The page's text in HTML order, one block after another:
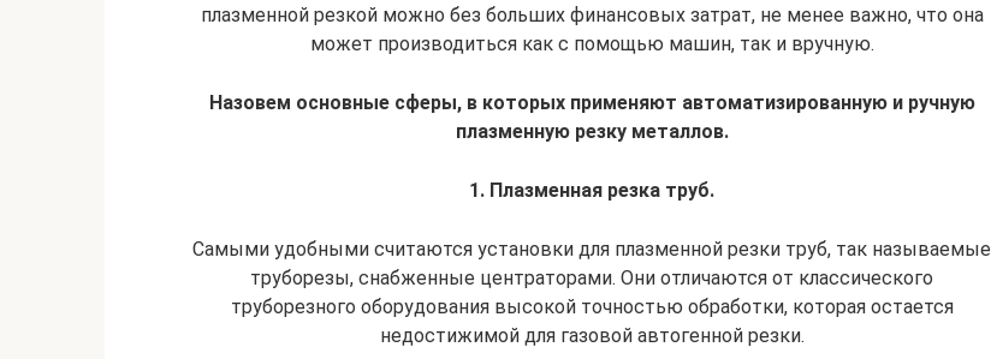
плазменной резкой можно без больших финансовых затрат, не менее важно, что она
может производиться как с помощью машин, так и вручную.
Назовем основные сферы, в которых применяют автоматизированную и ручную
плазменную резку металлов.
1. Плазменная резка труб.
Самыми удобными считаются установки для плазменной резки труб, так называемые
труборезы, снабженные центраторами. Они отличаются от классического
труборезного оборудования высокой точностью обработки, которая остается
недостижимой для газовой автогенной резки.